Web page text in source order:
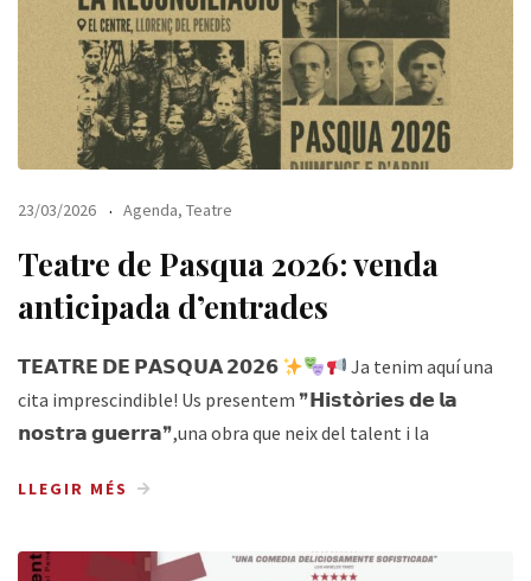
23/03/2026 Agenda, Teatre
Teatre de Pasqua 2026: venda
anticipada d’entrades
𝗧𝗘𝗔𝗧𝗥𝗘 𝗗𝗘 𝗣𝗔𝗦𝗤𝗨𝗔 𝟮𝟬𝟮𝟲
Ja tenim aquí una
cita imprescindible! Us presentem ❞𝗛𝗶𝘀𝘁𝗼̀𝗿𝗶𝗲𝘀 𝗱𝗲 𝗹𝗮
𝗻𝗼𝘀𝘁𝗿𝗮 𝗴𝘂𝗲𝗿𝗿𝗮❞,una obra que neix del talent i la
LLEGIR MÉS